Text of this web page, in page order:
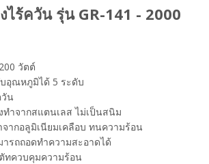
ไร้ควัน รุ่น GR-141 - 2000
วัตต์
อุณหภูมิได้ 5 ระดับ
วัน
ทำจากสแตนเลส ไม่เป็นสนิม
จากอลูมิเนียมเคลือบ ทนความร้อน
รถถอดทำความสะอาดได้
ทควบคุมความร้อน